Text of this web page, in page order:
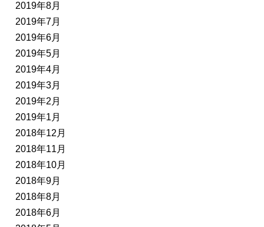
2019年8月
2019年7月
2019年6月
2019年5月
2019年4月
2019年3月
2019年2月
2019年1月
2018年12月
2018年11月
2018年10月
2018年9月
2018年8月
2018年6月